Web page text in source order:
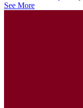
See More